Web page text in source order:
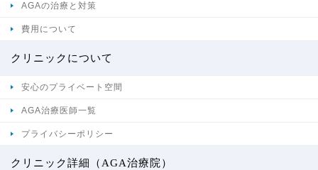
AGAの治療と対策
費用について
クリニックについて
安心のプライベート空間
AGA治療医師一覧
プライバシーポリシー
クリニック詳細（AGA治療院）